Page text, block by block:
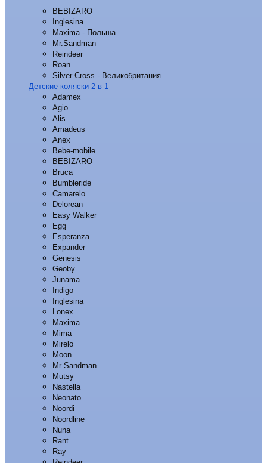
BEBIZARO
Inglesina
Maxima - Польша
Mr.Sandman
Reindeer
Roan
Silver Cross - Великобритания
Детские коляски 2 в 1
Adamex
Agio
Alis
Amadeus
Anex
Bebe-mobile
BEBIZARO
Bruca
Bumbleride
Camarelo
Delorean
Easy Walker
Egg
Esperanza
Expander
Genesis
Geoby
Junama
Indigo
Inglesina
Lonex
Maxima
Mima
Mirelo
Moon
Mr Sandman
Mutsy
Nastella
Neonato
Noordi
Noordline
Nuna
Rant
Ray